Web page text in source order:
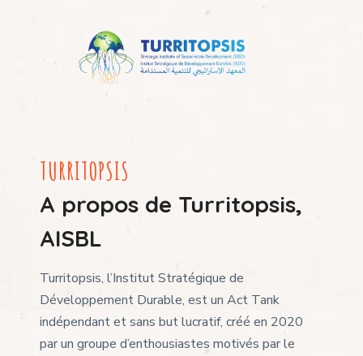
TURRITOPSIS
A propos de Turritopsis,
AISBL
Turritopsis, l’Institut Stratégique de
Développement Durable, est un Act Tank
indépendant et sans but lucratif, créé en 2020
par un groupe d’enthousiastes motivés par le